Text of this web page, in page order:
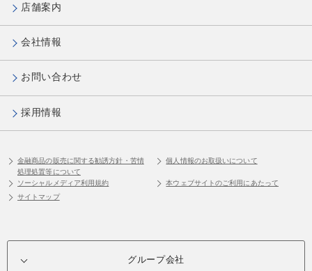
店舗案内
会社情報
お問い合わせ
採用情報
金融商品の販売に関する勧誘方針・苦情
処理処置等について
個人情報のお取扱いについて
ソーシャルメディア利用規約
本ウェブサイトのご利用にあたって
サイトマップ
グループ会社